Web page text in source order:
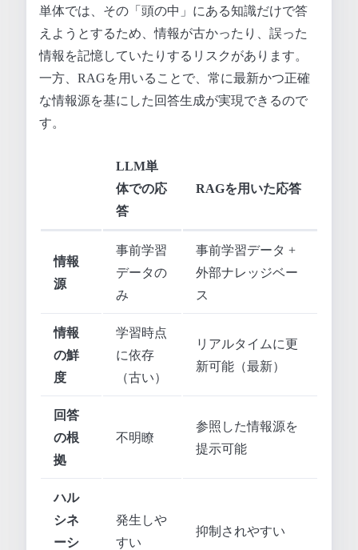
単体では、その「頭の中」にある知識だけで答
えようとするため、情報が古かったり、誤った
情報を記憶していたりするリスクがあります。
一方、RAGを用いることで、常に最新かつ正確
な情報源を基にした回答生成が実現できるので
す。
LLM単
体での応
答
RAGを用いた応答
情報
源
事前学習
データの
み
事前学習データ +
外部ナレッジベー
ス
情報
の鮮
度
学習時点
に依存
（古い）
リアルタイムに更
新可能（最新）
回答
の根
拠
不明瞭
参照した情報源を
提示可能
ハル
シネ
ーシ
発生しや
すい
抑制されやすい